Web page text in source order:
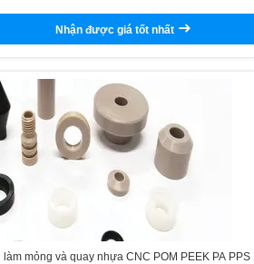
Nhận được giá tốt nhất
làm mỏng và quay nhựa CNC POM PEEK PA PPS